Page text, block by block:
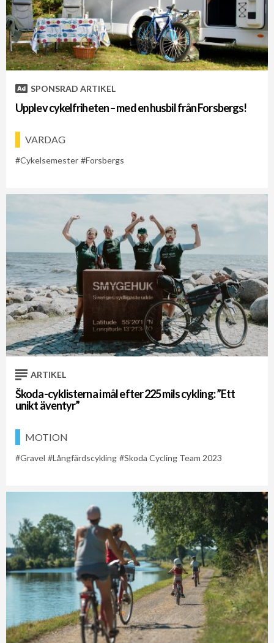
SPONSRAD ARTIKEL
Upplev cykelfriheten – med en husbil från Forsbergs!
VARDAG
Cykelsemester Forsbergs
ARTIKEL
Škoda-cyklisterna i mål efter 225 mils cykling: ”Ett
unikt äventyr”
MOTION
Gravel Långfärdscykling Skoda Cycling Team 2023